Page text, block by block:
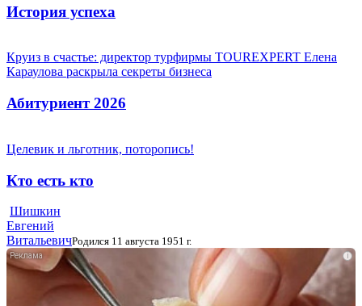
История успеха
Круиз в счастье: директор турфирмы TOUREXPERT Елена
Караулова раскрыла секреты бизнеса
Абитуриент 2026
Целевик и льготник, поторопись!
Кто есть кто
Шишкин
Евгений
ВитальевичРодился 11 августа 1951 г.
i